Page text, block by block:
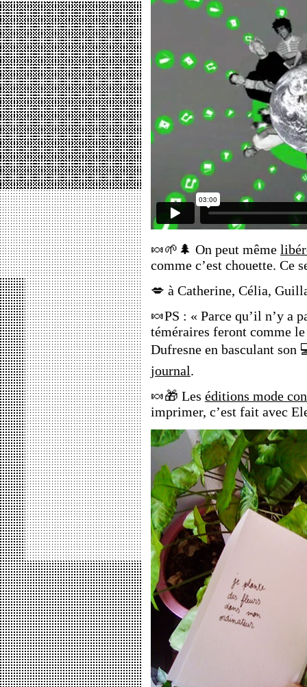
🍬🌱🌲 On peut même
comme c’est chouette. Ce
💋 à Catherine, Célia,
🍬PS : « Parce qu’il n’y a
téméraires feront comme
Dufresne en basculant
journal.
🍬🎁 Les éditions mode
imprimer, c’est fait avec